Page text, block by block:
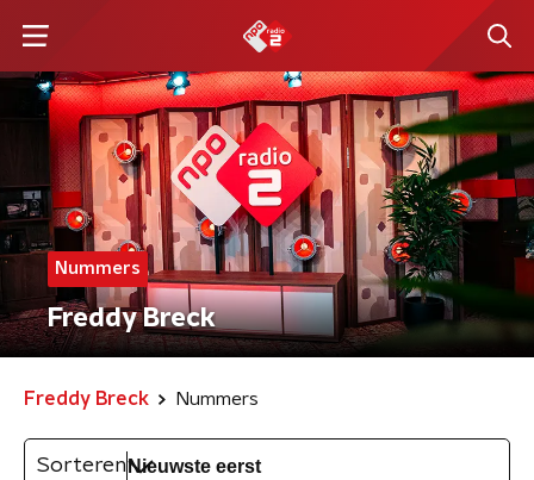
Nummers
Freddy Breck
Freddy Breck Nummers
Sorteren